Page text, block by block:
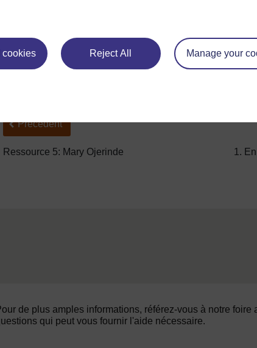
cookies Reject All Manage your
appliquer en classe qui permettront d'avoir un
Cette section ne couvre pas toutes les activités
approches possibles pour traiter du VIH et du
pour explorer d’autres infections sexuellement
transmissibles (MST).
Précédent
Précédent
Ressource 5: Mary Ojerinde
1.
de plus amples informations, référez-vous à notre foire
qui peut vous fournir l'aide nécessaire.